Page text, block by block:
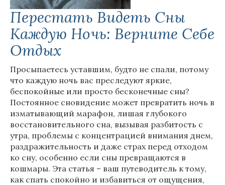
Перестать Видеть Сны
Каждую Ночь: Верните Себе
Отдых
Просыпаетесь уставшим, будто не спали, потому
что каждую ночь вас преследуют яркие,
беспокойные или просто бесконечные сны?
Постоянное сновидение может превратить ночь в
изматывающий марафон, лишая глубокого
восстановительного сна, вызывая разбитость с
утра, проблемы с концентрацией внимания днем,
раздражительность и даже страх перед отходом
ко сну, особенно если сны превращаются в
кошмары. Эта статья – ваш путеводитель к тому,
как спать спокойно и избавиться от ощущения,